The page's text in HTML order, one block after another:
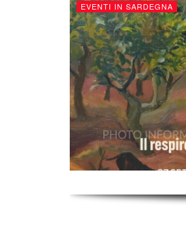
EVENTI IN SARDEGNA